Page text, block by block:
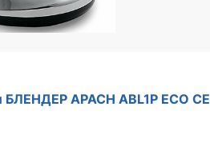
APACH ABL1P ECO CE